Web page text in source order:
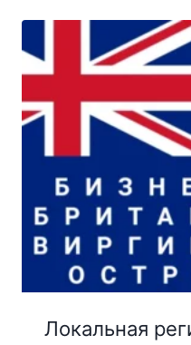
Локальная